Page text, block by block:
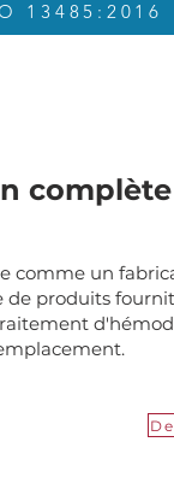
13485:2016
comme un
produits